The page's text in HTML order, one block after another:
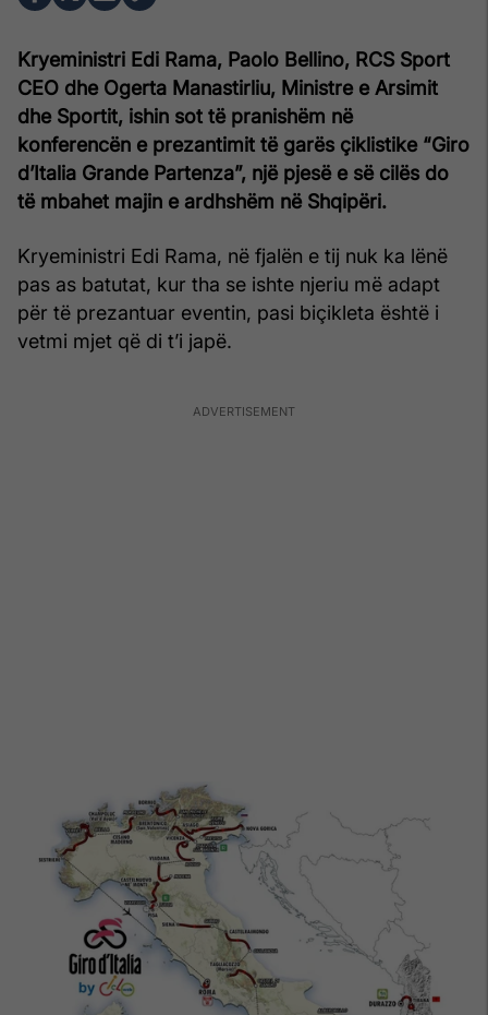
Kryeministri Edi Rama, Paolo Bellino, RCS Sport
CEO dhe Ogerta Manastirliu, Ministre e Arsimit
dhe Sportit, ishin sot të pranishëm në
konferencën e prezantimit të garës çiklistike “Giro
d’Italia Grande Partenza”, një pjesë e së cilës do
të mbahet majin e ardhshëm në Shqipëri.
Kryeministri Edi Rama, në fjalën e tij nuk ka lënë
pas as batutat, kur tha se ishte njeriu më adapt
për të prezantuar eventin, pasi biçikleta është i
vetmi mjet që di t’i japë.